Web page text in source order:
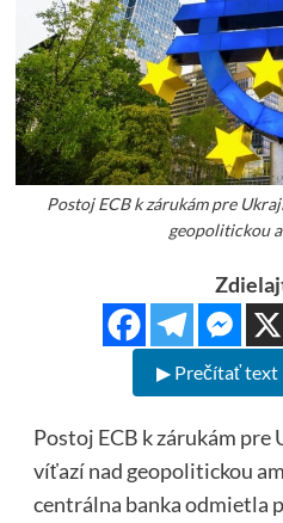
Postoj ECB k zárukám pre
geopolitickou
▶ Prečítať text
Postoj ECB k zárukám
víťazí nad geopolitickou
centrálna banka odmietla